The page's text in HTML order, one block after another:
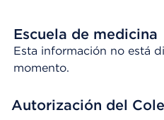
Escuela de medicina
Esta información no está
momento.
Autorización del